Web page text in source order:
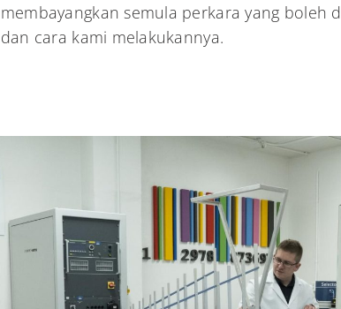
membayangkan semula perkara yang
dan cara kami melakukannya.